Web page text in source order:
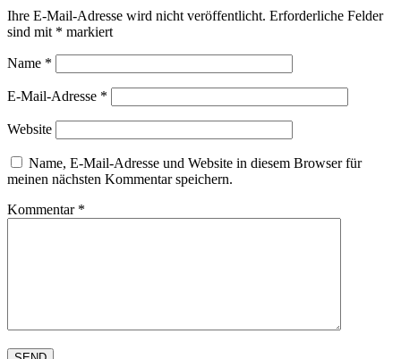
Ihre E-Mail-Adresse wird nicht veröffentlicht. Erforderliche Felder
sind mit * markiert
Name *
E-Mail-Adresse *
Website
Name, E-Mail-Adresse und Website in diesem Browser für
meinen nächsten Kommentar speichern.
Kommentar *